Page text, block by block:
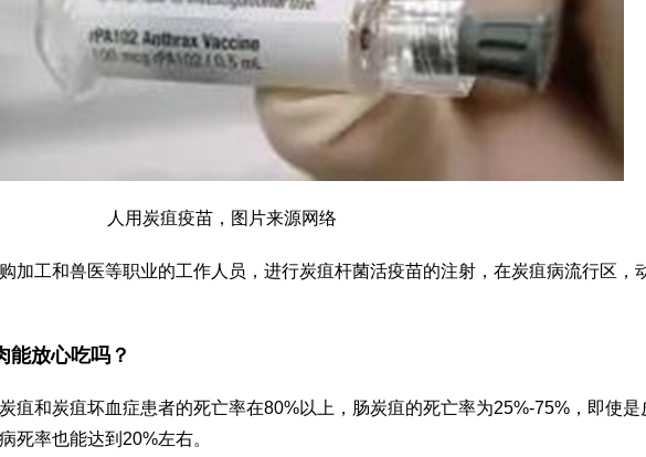
人用炭疽疫苗，图片来源网络
加工和兽医等职业的工作人员，进行炭疽杆菌活疫苗的注射，在炭疽病流行区，
能放心吃吗？
疽和炭疽坏血症患者的死亡率在80%以上，肠炭疽的死亡率为25%-75%，即使是
死率也能达到20%左右。